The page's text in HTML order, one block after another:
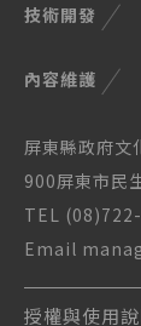
技術開發
內容維護
屏東縣政府文
900屏東市民
TEL
Email
授權與使用